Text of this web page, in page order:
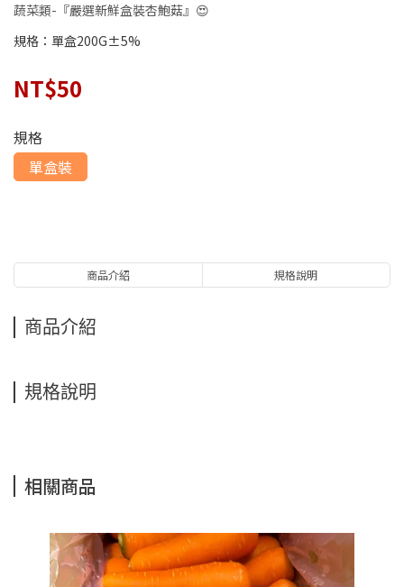
蔬菜類-『嚴選新鮮盒裝杏鮑菇』😍
規格：單盒200G±5%
NT$50
規格
單盒裝
商品介紹 規格說明
商品介紹
規格說明
相關商品